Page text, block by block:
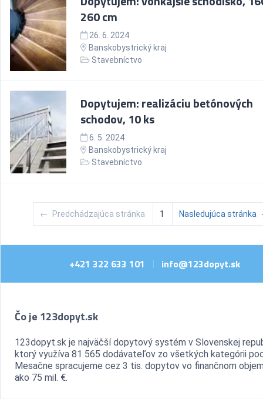
260 cm
26. 6. 2024
Banskobystrický kraj
Stavebníctvo
Dopytujem: realizáciu betónových
schodov, 10 ks
6. 5. 2024
Banskobystrický kraj
Stavebníctvo
← Predchádzajúca stránka 1 Nasledujúca stránka
+421 322 633 101 | info@123dopyt.sk
Čo je 123dopyt.sk
123dopyt.sk je najväčší dopytový systém v Slovenskej
ktorý využíva 81 565 dodávateľov zo všetkých kategórii
Mesačne spracujeme cez 3 tis. dopytov vo finančnom
ako 75 mil. €.